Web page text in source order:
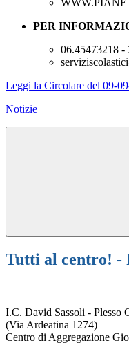
WWW.
PER
06.45473218 -
Leggi la Circolare del 09-
Notizie
Tutti al centro! -
I.C. David Sassoli - Plesso
(Via Ardeatina 1274)
Centro di Aggregazione